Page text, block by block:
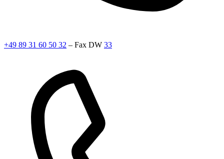
+49 89 31 60 50 32 – Fax DW 33